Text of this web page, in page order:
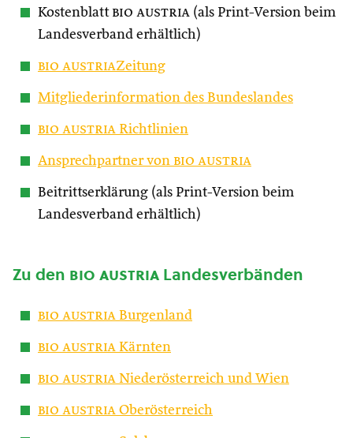
Kostenblatt bio austria (als Print-Version beim
Landesverband erhältlich)
bio austriaZeitung
Mitgliederinformation des Bundeslandes
bio austria Richtlinien
Ansprechpartner von bio austria
Beitrittserklärung (als Print-Version beim
Landesverband erhältlich)
Zu den bio austria Landesverbänden
bio austria Burgenland
bio austria Kärnten
bio austria Niederösterreich und Wien
bio austria Oberösterreich